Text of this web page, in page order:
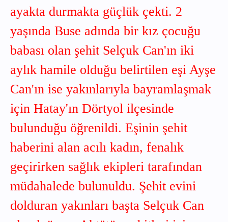
ayakta durmakta güçlük çekti. 2
yaşında Buse adında bir kız çocuğu
babası olan şehit Selçuk Can'ın iki
aylık hamile olduğu belirtilen eşi Ayşe
Can'ın ise yakınlarıyla bayramlaşmak
için Hatay'ın Dörtyol ilçesinde
bulunduğu öğrenildi. Eşinin şehit
haberini alan acılı kadın, fenalık
geçirirken sağlık ekipleri tarafından
müdahalede bulunuldu. Şehit evini
dolduran yakınları başta Selçuk Can